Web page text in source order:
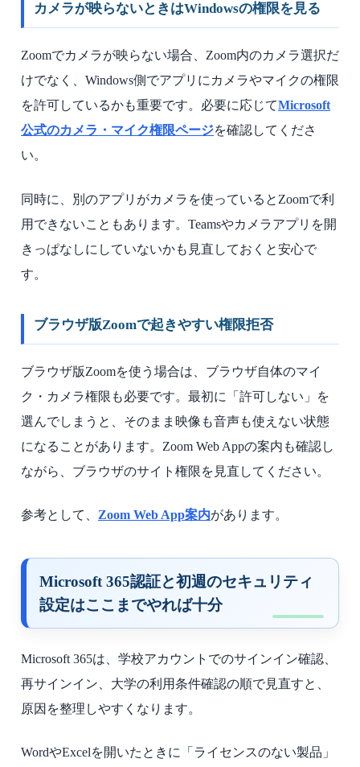
カメラが映らないときはWindowsの権限を見る
Zoomでカメラが映らない場合、Zoom内のカメラ選択だ
けでなく、Windows側でアプリにカメラやマイクの権限
を許可しているかも重要です。必要に応じてMicrosoft
公式のカメラ・マイク権限ページを確認してくださ
い。
同時に、別のアプリがカメラを使っているとZoomで利
用できないこともあります。Teamsやカメラアプリを開
きっぱなしにしていないかも見直しておくと安心で
す。
ブラウザ版Zoomで起きやすい権限拒否
ブラウザ版Zoomを使う場合は、ブラウザ自体のマイ
ク・カメラ権限も必要です。最初に「許可しない」を
選んでしまうと、そのまま映像も音声も使えない状態
になることがあります。Zoom Web Appの案内も確認し
ながら、ブラウザのサイト権限を見直してください。
参考として、 Zoom Web App案内があります。
Microsoft 365認証と初週のセキュリティ
設定はここまでやれば十分
Microsoft 365は、学校アカウントでのサインイン確認、
再サインイン、大学の利用条件確認の順で見直すと、
原因を整理しやすくなります。
WordやExcelを開いたときに「ライセンスのない製品」